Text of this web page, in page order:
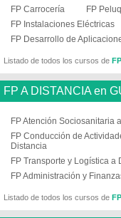
FP Carrocería
FP
FP Instalaciones Eléctricas
FP Desarrollo de
Listado de todos los cursos de
FP A DISTANCIA en
FP Atención Sociosanitaria
FP Conducción de
Distancia
FP Transporte y Logística a
FP Administración y
Listado de todos los cursos de